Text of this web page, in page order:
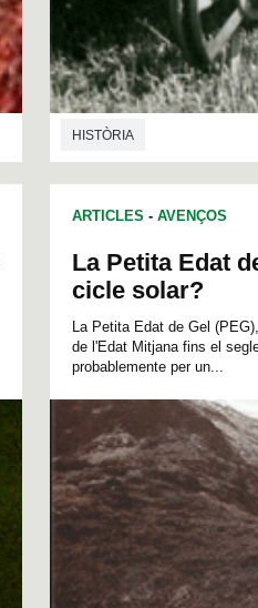
HISTÒRIA
ARTICLES - AVENÇOS
La Petita Edat
cicle solar?
La Petita Edat de Gel
de l'Edat Mitjana fins el
probablemente per un...